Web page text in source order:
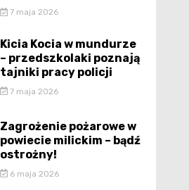
7 maja 2026
Kicia Kocia w mundurze
– przedszkolaki poznają
tajniki pracy policji
7 maja 2026
Zagrożenie pożarowe w
powiecie milickim – bądź
ostrożny!
6 maja 2026